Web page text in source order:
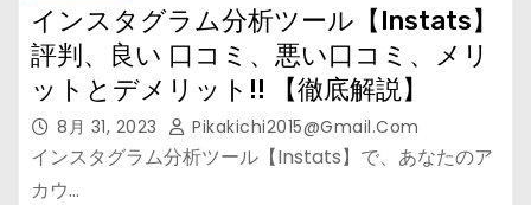
インスタグラム分析ツール【Instats】
評判、良い 口コミ、悪い口コミ、メリ
ットとデメリット!! 【徹底解説】
8月 31, 2023 Pikakichi2015@gmail.com
インスタグラム分析ツール【Instats】で、あなたのア
カウ…